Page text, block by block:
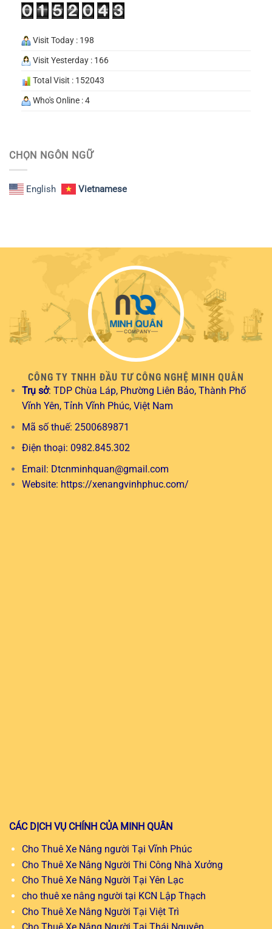
Visit Today : 198
Visit Yesterday : 166
Total Visit : 152043
Who's Online : 4
CHỌN NGÔN NGỮ
English Vietnamese
CÔNG TY TNHH ĐẦU TƯ CÔNG NGHỆ MINH QUÂN
Trụ sở: TDP Chùa Láp, Phường Liên Bảo, Thành Phố
Vĩnh Yên, Tỉnh Vĩnh Phúc, Việt Nam
Mã số thuế: 2500689871
Điện thoại: 0982.845.302
Email: Dtcnminhquan@gmail.com
Website: https://xenangvinhphuc.com/
CÁC DỊCH VỤ CHÍNH CỦA MINH QUÂN
Cho Thuê Xe Nâng người Tại Vĩnh Phúc
Cho Thuê Xe Nâng Người Thi Công Nhà Xưởng
Cho Thuê Xe Nâng Người Tại Yên Lạc
cho thuê xe nâng người tại KCN Lập Thạch
Cho Thuê Xe Nâng Người Tại Việt Trì